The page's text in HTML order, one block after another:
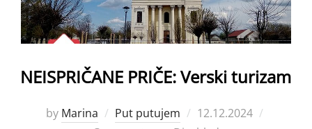
NEISPRIČANE PRIČE: Verski turizam
by Marina Put putujem
Posted
12.12.2024